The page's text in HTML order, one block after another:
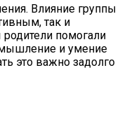
Влияние группы
так и
помогали
мышление и умение
это важно задолго